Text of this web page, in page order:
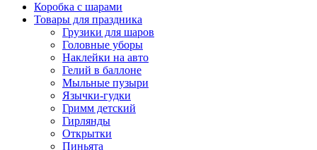
Коробка с шарами
Товары для праздника
Грузики для шаров
Головные уборы
Наклейки на авто
Гелий в баллоне
Мыльные пузыри
Язычки-гудки
Гримм детский
Гирлянды
Открытки
Пиньята